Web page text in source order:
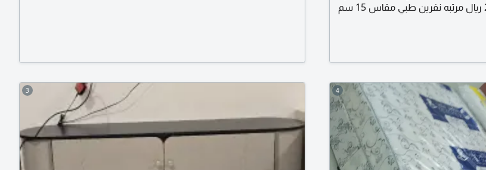
بسعر 125 سرير نفرين بسعر 295 ريال مرتبه نفرين طبي مقاس 15 سم
4
3